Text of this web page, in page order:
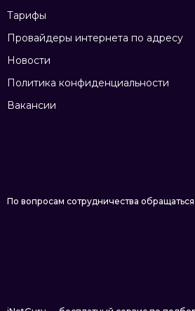
Тарифы
Провайдеры интернета по адресу
Новости
Политика конфиденциальности
Вакансии
По вопросам сотрудничества